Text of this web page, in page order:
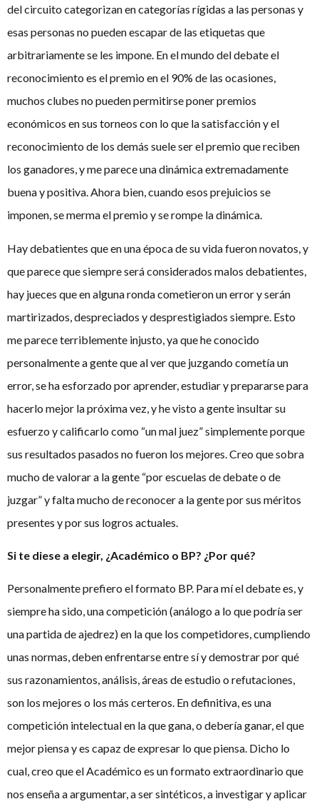
del circuito categorizan en categorías rígidas a las personas y
esas personas no pueden escapar de las etiquetas que
arbitrariamente se les impone. En el mundo del debate el
reconocimiento es el premio en el 90% de las ocasiones,
muchos clubes no pueden permitirse poner premios
económicos en sus torneos con lo que la satisfacción y el
reconocimiento de los demás suele ser el premio que reciben
los ganadores, y me parece una dinámica extremadamente
buena y positiva. Ahora bien, cuando esos prejuicios se
imponen, se merma el premio y se rompe la dinámica.
Hay debatientes que en una época de su vida fueron novatos, y
que parece que siempre será considerados malos debatientes,
hay jueces que en alguna ronda cometieron un error y serán
martirizados, despreciados y desprestigiados siempre. Esto
me parece terriblemente injusto, ya que he conocido
personalmente a gente que al ver que juzgando cometía un
error, se ha esforzado por aprender, estudiar y prepararse para
hacerlo mejor la próxima vez, y he visto a gente insultar su
esfuerzo y calificarlo como “un mal juez” simplemente porque
sus resultados pasados no fueron los mejores. Creo que sobra
mucho de valorar a la gente “por escuelas de debate o de
juzgar” y falta mucho de reconocer a la gente por sus méritos
presentes y por sus logros actuales.
Si te diese a elegir, ¿Académico o BP? ¿Por qué?
Personalmente prefiero el formato BP. Para mí el debate es, y
siempre ha sido, una competición (análogo a lo que podría ser
una partida de ajedrez) en la que los competidores, cumpliendo
unas normas, deben enfrentarse entre sí y demostrar por qué
sus razonamientos, análisis, áreas de estudio o refutaciones,
son los mejores o los más certeros. En definitiva, es una
competición intelectual en la que gana, o debería ganar, el que
mejor piensa y es capaz de expresar lo que piensa. Dicho lo
cual, creo que el Académico es un formato extraordinario que
nos enseña a argumentar, a ser sintéticos, a investigar y aplicar